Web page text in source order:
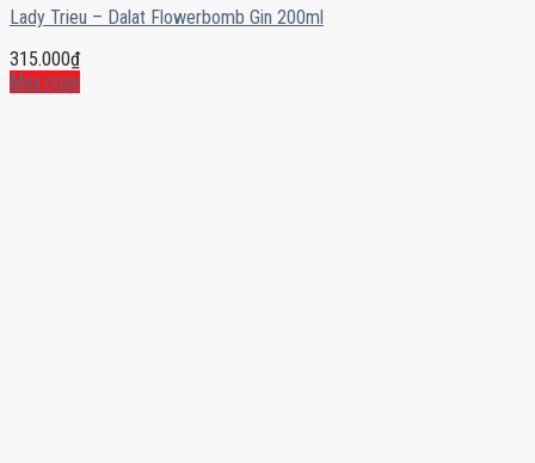
Lady Trieu – Dalat Flowerbomb Gin 200ml
315.000₫
Mua ngay